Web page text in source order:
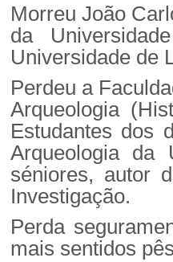
Morreu João
da
Universidade de
Perdeu a
Arqueologia
Estudantes dos
Arqueologia da
séniores, autor
Investigação.
Perda
mais sentidos